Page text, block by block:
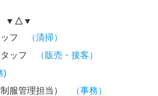
▼△▼
フ （清掃）
ッフ （販売・接客）
)
服管理担当） （事務）